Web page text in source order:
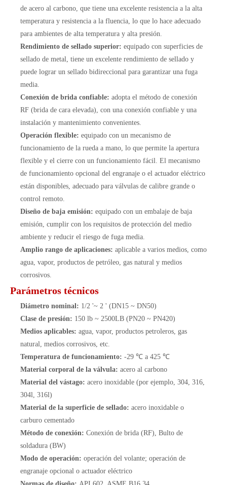
de acero al carbono, que tiene una excelente resistencia a la alta
temperatura y resistencia a la fluencia, lo que lo hace adecuado
para ambientes de alta temperatura y alta presión.
Rendimiento de sellado superior: equipado con superficies de
sellado de metal, tiene un excelente rendimiento de sellado y
puede lograr un sellado bidireccional para garantizar una fuga
media.
Conexión de brida confiable: adopta el método de conexión
RF (brida de cara elevada), con una conexión confiable y una
instalación y mantenimiento convenientes.
Operación flexible: equipado con un mecanismo de
funcionamiento de la rueda a mano, lo que permite la apertura
flexible y el cierre con un funcionamiento fácil. El mecanismo
de funcionamiento opcional del engranaje o el actuador eléctrico
están disponibles, adecuado para válvulas de calibre grande o
control remoto.
Diseño de baja emisión: equipado con un embalaje de baja
emisión, cumplir con los requisitos de protección del medio
ambiente y reducir el riesgo de fuga media.
Amplio rango de aplicaciones: aplicable a varios medios, como
agua, vapor, productos de petróleo, gas natural y medios
corrosivos.
Parámetros técnicos
Diámetro nominal: 1/2 '~ 2 ' (DN15 ~ DN50)
Clase de presión: 150 lb ~ 2500LB (PN20 ~ PN420)
Medios aplicables: agua, vapor, productos petroleros, gas
natural, medios corrosivos, etc.
Temperatura de funcionamiento: -29 ℃ a 425 ℃
Material corporal de la válvula: acero al carbono
Material del vástago: acero inoxidable (por ejemplo, 304, 316,
304l, 316l)
Material de la superficie de sellado: acero inoxidable o
carburo cementado
Método de conexión: Conexión de brida (RF), Bulto de
soldadura (BW)
Modo de operación: operación del volante; operación de
engranaje opcional o actuador eléctrico